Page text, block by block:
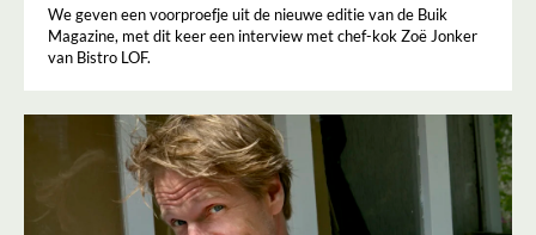
We geven een voorproefje uit de nieuwe editie van de Buik
Magazine, met dit keer een interview met chef-kok Zoë Jonker
van Bistro LOF.